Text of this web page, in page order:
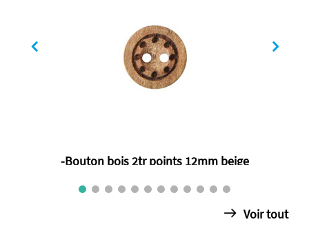
-Bouton bois 2tr points 12mm beige
Voir tout